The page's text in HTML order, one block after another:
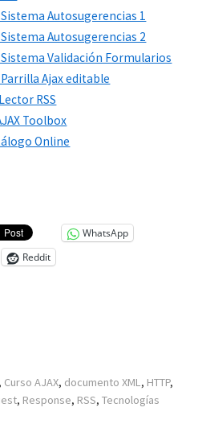
Sistema Autosugerencias 1
Sistema Autosugerencias 2
Sistema Validación Formularios
Parrilla Ajax editable
RSS
Toolbox
Online
WhatsApp
Reddit
, Curso AJAX, documento XML, HTTP,
, Response, RSS,Tecnologías